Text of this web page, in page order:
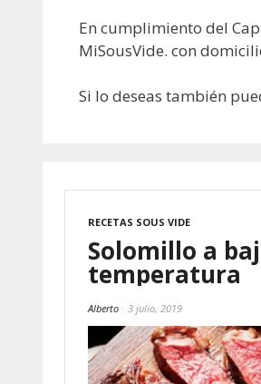
En cumplimiento del
MiSousVide. con
Si lo deseas también
RECETAS SOUS VIDE
Solomillo a
temperatura
Alberto 3 julio, 2019